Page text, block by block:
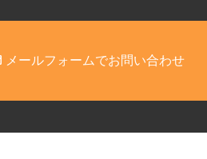
メールフォームでお問い合わせ